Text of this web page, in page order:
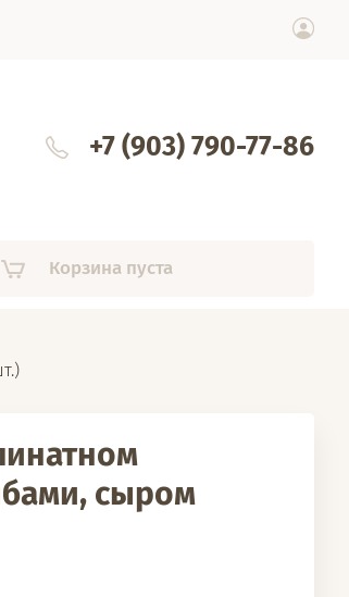
+7 (903) 790-77-86
Корзина пуста
сыром